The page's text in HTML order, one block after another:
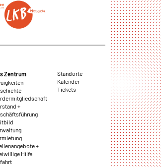
Zentrum
+
+
Hilfe
Standorte
Kalender
Tickets